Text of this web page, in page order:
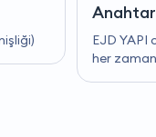
EJD YAPI
her